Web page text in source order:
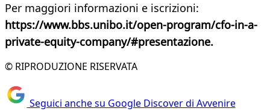
Per maggiori informazioni e iscrizioni:
https://www.bbs.unibo.it/open-program/cfo-in-a-
private-equity-company/#presentazione.
© RIPRODUZIONE RISERVATA
Seguici anche su Google Discover di Avvenire